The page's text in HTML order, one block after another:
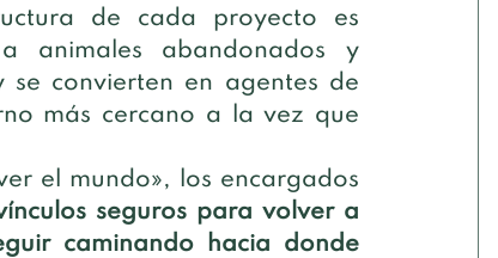
de cada proyecto es
animales abandonados y
convierten en agentes de
más cercano a la vez que
el mundo», los encargados
seguros para volver a
caminando hacia donde